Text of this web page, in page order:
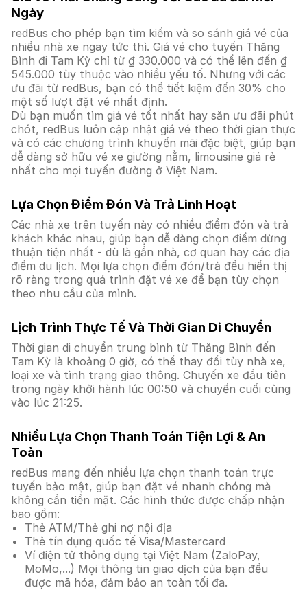
Ngày
redBus cho phép bạn tìm kiếm và so sánh giá vé của
nhiều nhà xe ngay tức thì. Giá vé cho tuyến Thăng
Bình đi Tam Kỳ chỉ từ ₫ 330.000 và có thể lên đến ₫
545.000 tùy thuộc vào nhiều yếu tố. Nhưng với các
ưu đãi từ redBus, bạn có thể tiết kiệm đến 30% cho
một số lượt đặt vé nhất định.
Dù bạn muốn tìm giá vé tốt nhất hay săn ưu đãi phút
chót, redBus luôn cập nhật giá vé theo thời gian thực
và có các chương trình khuyến mãi đặc biệt, giúp bạn
dễ dàng sở hữu vé xe giường nằm, limousine giá rẻ
nhất cho mọi tuyến đường ở Việt Nam.
Lựa Chọn Điểm Đón Và Trả Linh Hoạt
Các nhà xe trên tuyến này có nhiều điểm đón và trả
khách khác nhau, giúp bạn dễ dàng chọn điểm dừng
thuận tiện nhất - dù là gần nhà, cơ quan hay các địa
điểm du lịch. Mọi lựa chọn điểm đón/trả đều hiển thị
rõ ràng trong quá trình đặt vé xe để bạn tùy chọn
theo nhu cầu của mình.
Lịch Trình Thực Tế Và Thời Gian Di Chuyển
Thời gian di chuyển trung bình từ Thăng Bình đến
Tam Kỳ là khoảng 0 giờ, có thể thay đổi tùy nhà xe,
loại xe và tình trạng giao thông. Chuyến xe đầu tiên
trong ngày khởi hành lúc 00:50 và chuyến cuối cùng
vào lúc 21:25.
Nhiều Lựa Chọn Thanh Toán Tiện Lợi & An
Toàn
redBus mang đến nhiều lựa chọn thanh toán trực
tuyến bảo mật, giúp bạn đặt vé nhanh chóng mà
không cần tiền mặt. Các hình thức được chấp nhận
bao gồm:
Thẻ ATM/Thẻ ghi nợ nội địa
Thẻ tín dụng quốc tế Visa/Mastercard
Ví điện tử thông dụng tại Việt Nam (ZaloPay,
MoMo,...) Mọi thông tin giao dịch của bạn đều
được mã hóa, đảm bảo an toàn tối đa.